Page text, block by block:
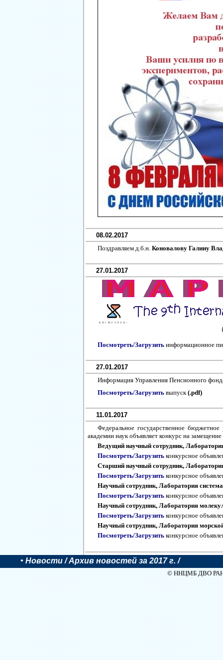
08.02.2017
Поздравляем д.б.н. Коновалову Галину
27.01.2017
Посмотреть/Загрузить информационное
27.01.2017
Информация Управления Пенсионного
Посмотреть/Загрузить выпуск(.pdf)
11.01.2017
Федеральное государственное
академии наук объявляет конкурс на
Ведущий научный сотрудник,
Посмотреть/Загрузить конкурсное
Старший научный сотрудник,
Посмотреть/Загрузить конкурсное
Научный сотрудник, Лаборатория
Посмотреть/Загрузить конкурсное
Научный сотрудник, Лаборатория
Посмотреть/Загрузить конкурсное
Научный сотрудник, Лаборатория
Посмотреть/Загрузить конкурсное
• Новости / Архив новостей за 2017 г. /
© ННЦМБ ДВО РАН,